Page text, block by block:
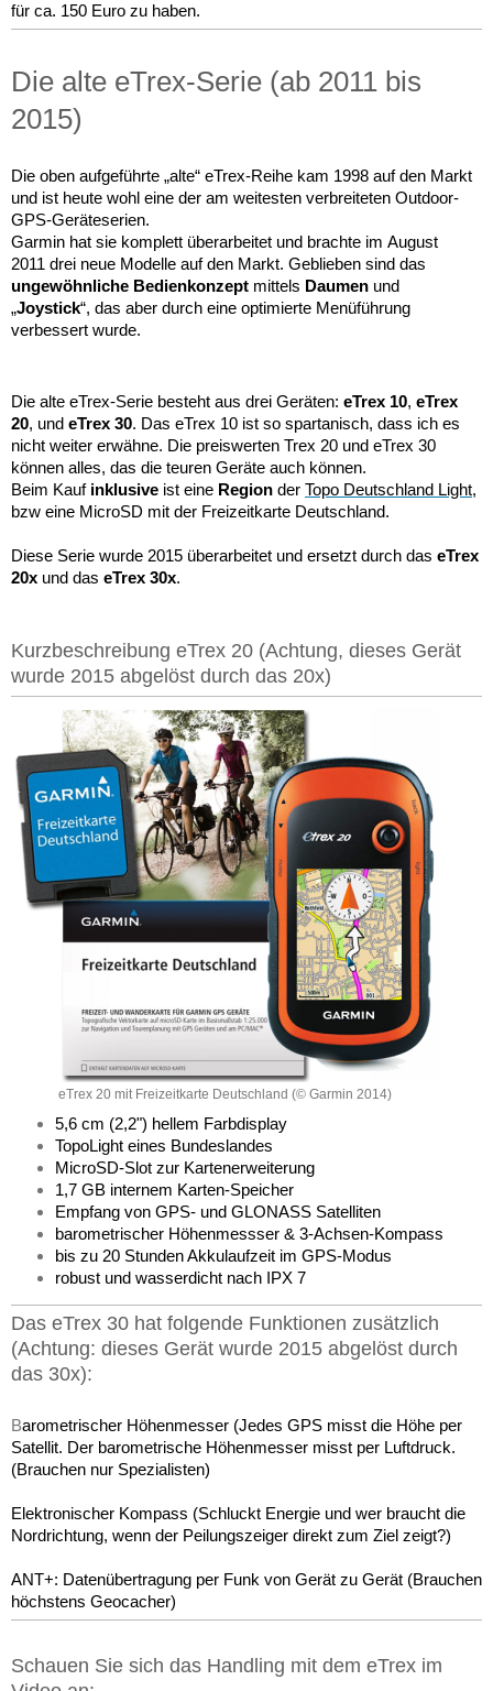
für ca. 150 Euro zu haben.
Die alte eTrex-Serie (ab 2011 bis
2015)
Die oben aufgeführte „alte“ eTrex-Reihe kam 1998 auf den Markt
und ist heute wohl eine der am weitesten verbreiteten Outdoor-
GPS-Geräteserien.
Garmin hat sie komplett überarbeitet und brachte im August
2011 drei neue Modelle auf den Markt. Geblieben sind das
ungewöhnliche Bedienkonzept mittels Daumen und
„Joystick“, das aber durch eine optimierte Menüführung
verbessert wurde.
Die alte eTrex-Serie besteht aus drei Geräten: eTrex 10, eTrex
20, und eTrex 30. Das eTrex 10 ist so spartanisch, dass ich es
nicht weiter erwähne. Die preiswerten Trex 20 und eTrex 30
können alles, das die teuren Geräte auch können.
Beim Kauf inklusive ist eine Region der Topo Deutschland Light,
bzw eine MicroSD mit der Freizeitkarte Deutschland.
Diese Serie wurde 2015 überarbeitet und ersetzt durch das eTrex
20x und das eTrex 30x.
Kurzbeschreibung eTrex 20 (Achtung, dieses Gerät
wurde 2015 abgelöst durch das 20x)
eTrex 20 mit Freizeitkarte Deutschland (© Garmin 2014)
5,6 cm (2,2") hellem Farbdisplay
TopoLight eines Bundeslandes
MicroSD-Slot zur Kartenerweiterung
1,7 GB internem Karten-Speicher
Empfang von GPS- und GLONASS Satelliten
barometrischer Höhenmessser & 3-Achsen-Kompass
bis zu 20 Stunden Akkulaufzeit im GPS-Modus
robust und wasserdicht nach IPX 7
Das eTrex 30 hat folgende Funktionen zusätzlich
(Achtung: dieses Gerät wurde 2015 abgelöst durch
das 30x):
Barometrischer Höhenmesser (Jedes GPS misst die Höhe per
Satellit. Der barometrische Höhenmesser misst per Luftdruck.
(Brauchen nur Spezialisten)
Elektronischer Kompass (Schluckt Energie und wer braucht die
Nordrichtung, wenn der Peilungszeiger direkt zum Ziel zeigt?)
ANT+: Datenübertragung per Funk von Gerät zu Gerät (Brauchen
höchstens Geocacher)
Schauen Sie sich das Handling mit dem eTrex im